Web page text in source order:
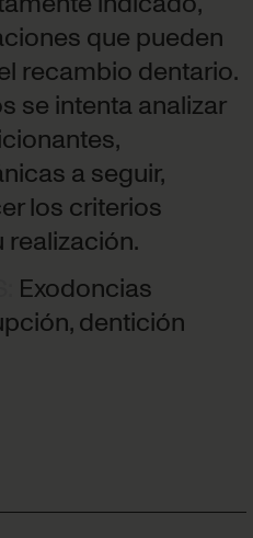
que pueden
recambio dentario.
se intenta analizar
a seguir,
los criterios
Exodoncias
dentición